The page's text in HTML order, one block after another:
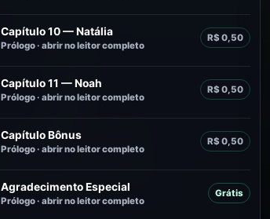
Capítulo 10 — Natália
Prólogo · abrir no leitor completo
R$ 0,50
Capítulo 11 — Noah
Prólogo · abrir no leitor completo
R$ 0,50
Capítulo Bônus
Prólogo · abrir no leitor completo
R$ 0,50
Agradecimento Especial
Prólogo · abrir no leitor completo
Grátis